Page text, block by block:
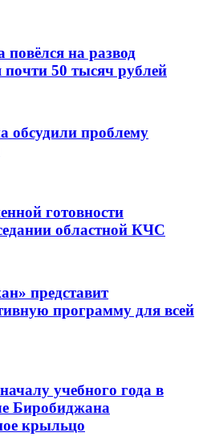
на развод
50 тысяч рублей
обсудили проблему
готовности
областной КЧС
представит
программу для всей
учебного года в
Биробиджана
крыльцо